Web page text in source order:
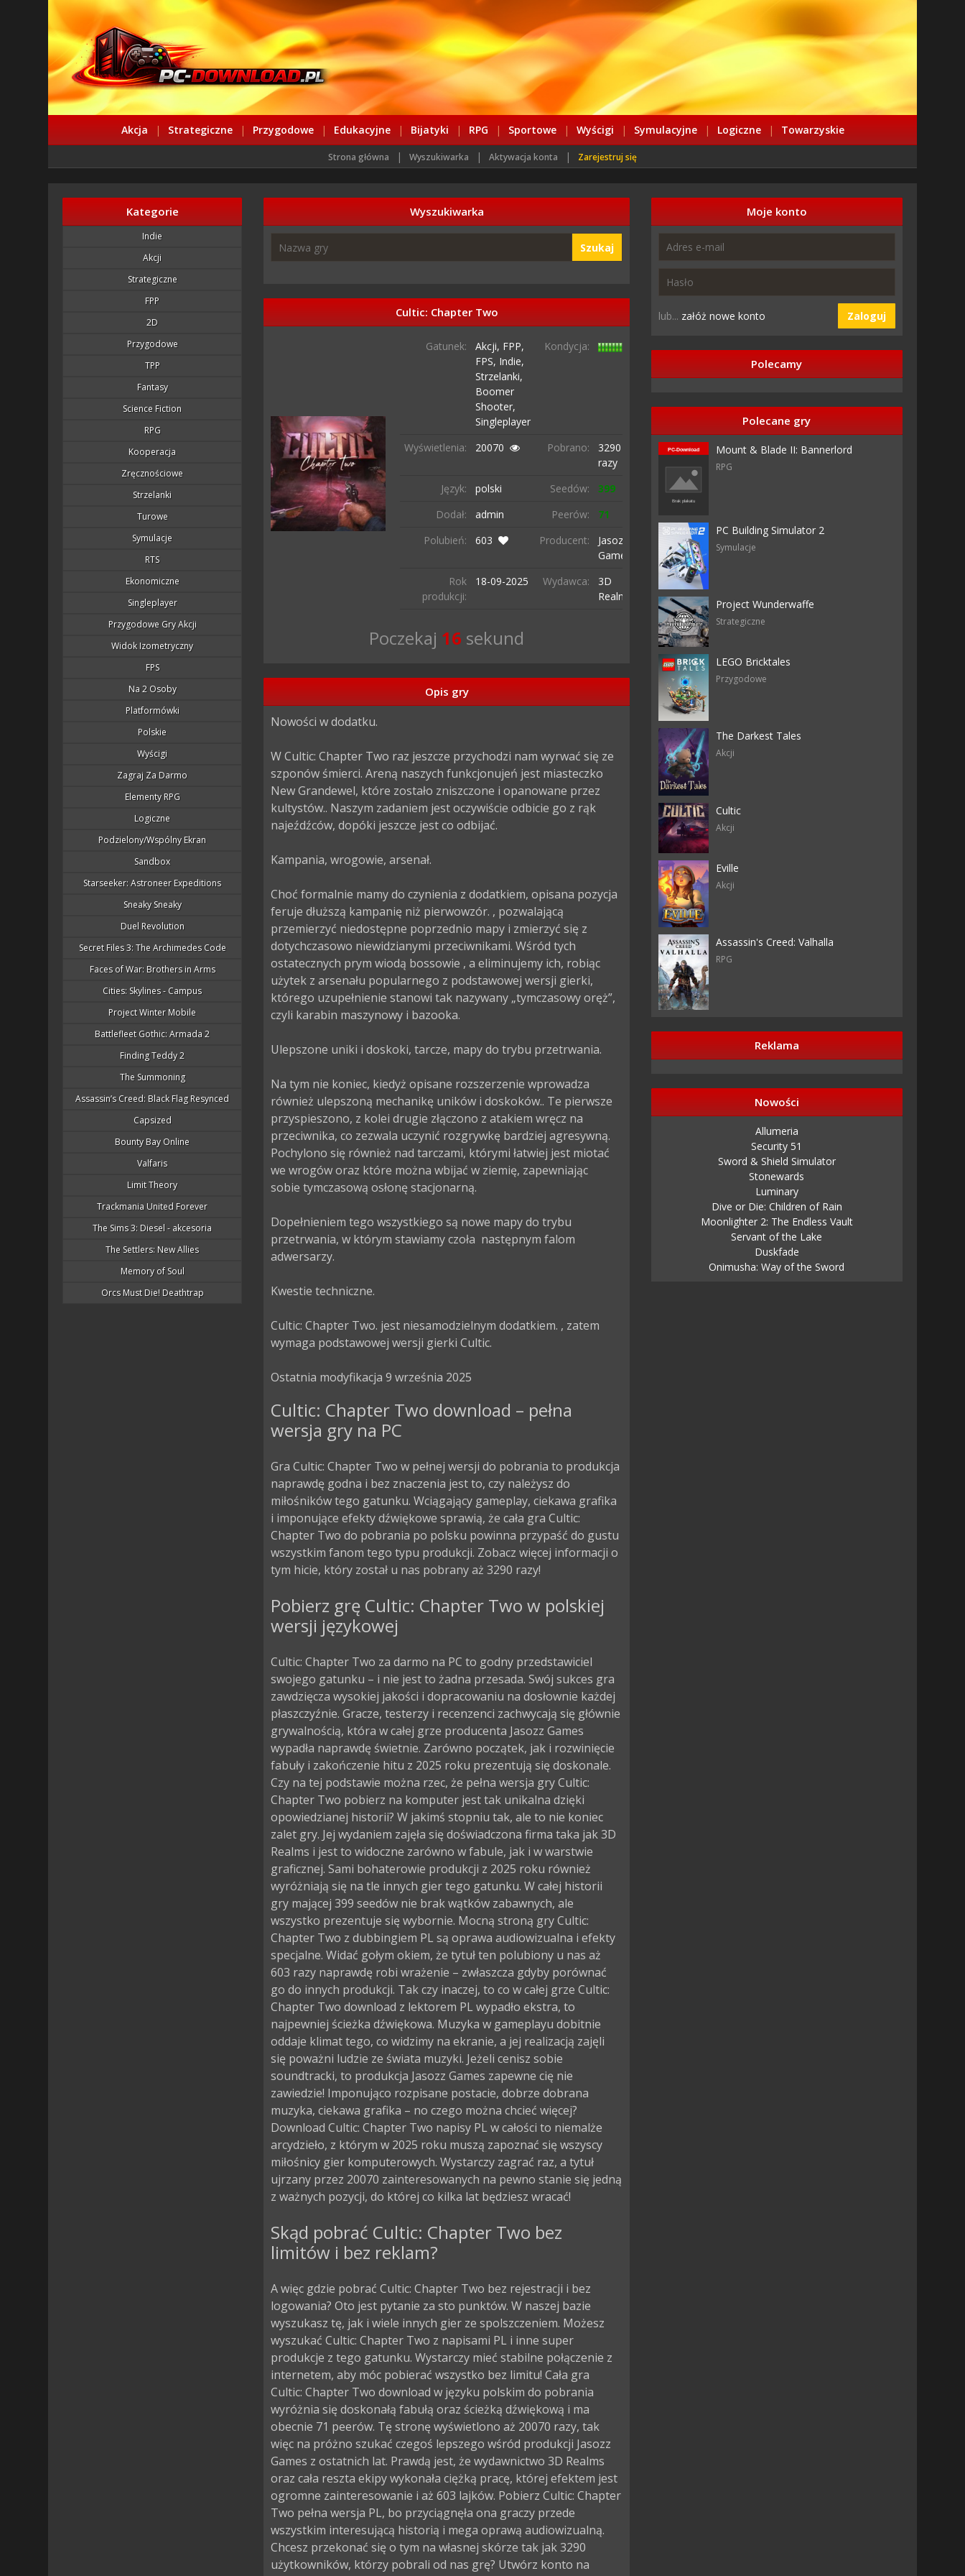
Akcja | Strategiczne | Przygodowe | Edukacyjne | Bijatyki | RPG | Sportowe | Wyścigi | Symulacyjne | Logiczne | Towarzyskie
Strona główna | Wyszukiwarka | Aktywacja konta | Zarejestruj się
Kategorie
Indie
Akcji
Strategiczne
FPP
2D
Przygodowe
TPP
Fantasy
Science Fiction
RPG
Kooperacja
Zręcznościowe
Strzelanki
Turowe
Symulacje
RTS
Ekonomiczne
Singleplayer
Przygodowe Gry Akcji
Widok Izometryczny
FPS
Na 2 Osoby
Platformówki
Polskie
Wyścigi
Zagraj Za Darmo
Elementy RPG
Logiczne
Podzielony/wspólny Ekran
Sandbox
Starseeker: Astroneer Expeditions
Sneaky Sneaky
Duel Revolution
Secret Files 3: The Archimedes Code
Faces of War: Brothers in Arms
Cities: Skylines - Campus
Project Winter Mobile
Battlefleet Gothic: Armada 2
Finding Teddy 2
The Summoning
Assassin’s Creed: Black Flag Resynced
Capsized
Bounty Bay Online
Valfaris
Limit Theory
Trackmania United Forever
The Sims 3: Diesel - akcesoria
The Settlers: New Allies
Memory of Soul
Orcs Must Die! Deathtrap
Wyszukiwarka
Szukaj
Cultic: Chapter Two
Gatunek: Akcji, FPP,
FPS, Indie,
Strzelanki,
Boomer
Shooter,
Singleplayer
Kondycja:
Wyświetlenia: 20070 Pobrano:
3290
razy
Język:
polski Seedów:
399
Dodał:
admin Peerów:
71
Polubień:
603 Producent:
Jasozz
Games
Rok
produkcji:
18-09-2025 Wydawca:
3D
Realms
Poczekaj 15 sekund
Opis gry
Nowości w dodatku.
W Cultic: Chapter Two raz jeszcze przychodzi nam wyrwać się ze
szponów śmierci. Areną naszych funkcjonujeń jest miasteczko
New Grandewel, które zostało zniszczone i opanowane przez
kultystów.. Naszym zadaniem jest oczywiście odbicie go z rąk
najeźdźców, dopóki jeszcze jest co odbijać.
Kampania, wrogowie, arsenał.
Choć formalnie mamy do czynienia z dodatkiem, opisana pozycja
feruje dłuższą kampanię niż pierwowzór. , pozwalającą
przemierzyć niedostępne poprzednio mapy i zmierzyć się z
dotychczasowo niewidzianymi przeciwnikami. Wśród tych
ostatecznych prym wiodą bossowie , a eliminujemy ich, robiąc
użytek z arsenału popularnego z podstawowej wersji gierki,
którego uzupełnienie stanowi tak nazywany „tymczasowy oręż”,
czyli karabin maszynowy i bazooka.
Ulepszone uniki i doskoki, tarcze, mapy do trybu przetrwania.
Na tym nie koniec, kiedyż opisane rozszerzenie wprowadza
również ulepszoną mechanikę uników i doskoków.. Te pierwsze
przyspieszono, z kolei drugie złączono z atakiem wręcz na
przeciwnika, co zezwala uczynić rozgrywkę bardziej agresywną.
Pochylono się również nad tarczami, którymi łatwiej jest miotać
we wrogów oraz które można wbijać w ziemię, zapewniając
sobie tymczasową osłonę stacjonarną.
Dopełnieniem tego wszystkiego są nowe mapy do trybu
przetrwania, w którym stawiamy czoła  następnym falom
adwersarzy.
Kwestie techniczne.
Cultic: Chapter Two. jest niesamodzielnym dodatkiem. , zatem
wymaga podstawowej wersji gierki Cultic.
Ostatnia modyfikacja 9 września 2025
Cultic: Chapter Two download – pełna
wersja gry na PC
Gra Cultic: Chapter Two w pełnej wersji do pobrania to produkcja
naprawdę godna i bez znaczenia jest to, czy należysz do
miłośników tego gatunku. Wciągający gameplay, ciekawa grafika
i imponujące efekty dźwiękowe sprawią, że cała gra Cultic:
Chapter Two do pobrania po polsku powinna przypaść do gustu
wszystkim fanom tego typu produkcji. Zobacz więcej informacji o
tym hicie, który został u nas pobrany aż 3290 razy!
Pobierz grę Cultic: Chapter Two w polskiej
wersji językowej
Cultic: Chapter Two za darmo na PC to godny przedstawiciel
swojego gatunku – i nie jest to żadna przesada. Swój sukces gra
zawdzięcza wysokiej jakości i dopracowaniu na dosłownie każdej
płaszczyźnie. Gracze, testerzy i recenzenci zachwycają się głównie
grywalnością, która w całej grze producenta Jasozz Games
wypadła naprawdę świetnie. Zarówno początek, jak i rozwinięcie
fabuły i zakończenie hitu z 2025 roku prezentują się doskonale.
Czy na tej podstawie można rzec, że pełna wersja gry Cultic:
Chapter Two pobierz na komputer jest tak unikalna dzięki
opowiedzianej historii? W jakimś stopniu tak, ale to nie koniec
zalet gry. Jej wydaniem zajęła się doświadczona firma taka jak 3D
Realms i jest to widoczne zarówno w fabule, jak i w warstwie
graficznej. Sami bohaterowie produkcji z 2025 roku również
wyróżniają się na tle innych gier tego gatunku. W całej historii
gry mającej 399 seedów nie brak wątków zabawnych, ale
wszystko prezentuje się wybornie. Mocną stroną gry Cultic:
Chapter Two z dubbingiem PL są oprawa audiowizualna i efekty
specjalne. Widać gołym okiem, że tytuł ten polubiony u nas aż
603 razy naprawdę robi wrażenie – zwłaszcza gdyby porównać
go do innych produkcji. Tak czy inaczej, to co w całej grze Cultic:
Chapter Two download z lektorem PL wypadło ekstra, to
najpewniej ścieżka dźwiękowa. Muzyka w gameplayu dobitnie
oddaje klimat tego, co widzimy na ekranie, a jej realizacją zajęli
się poważni ludzie ze świata muzyki. Jeżeli cenisz sobie
soundtracki, to produkcja Jasozz Games zapewne cię nie
zawiedzie! Imponująco rozpisane postacie, dobrze dobrana
muzyka, ciekawa grafika – no czego można chcieć więcej?
Download Cultic: Chapter Two napisy PL w całości to niemalże
arcydzieło, z którym w 2025 roku muszą zapoznać się wszyscy
miłośnicy gier komputerowych. Wystarczy zagrać raz, a tytuł
ujrzany przez 20070 zainteresowanych na pewno stanie się jedną
z ważnych pozycji, do której co kilka lat będziesz wracać!
Skąd pobrać Cultic: Chapter Two bez
limitów i bez reklam?
A więc gdzie pobrać Cultic: Chapter Two bez rejestracji i bez
logowania? Oto jest pytanie za sto punktów. W naszej bazie
wyszukasz tę, jak i wiele innych gier ze spolszczeniem. Możesz
wyszukać Cultic: Chapter Two z napisami PL i inne super
produkcje z tego gatunku. Wystarczy mieć stabilne połączenie z
internetem, aby móc pobierać wszystko bez limitu! Cała gra
Cultic: Chapter Two download w języku polskim do pobrania
wyróżnia się doskonałą fabułą oraz ścieżką dźwiękową i ma
obecnie 71 peerów. Tę stronę wyświetlono aż 20070 razy, tak
więc na próżno szukać czegoś lepszego wśród produkcji Jasozz
Games z ostatnich lat. Prawdą jest, że wydawnictwo 3D Realms
oraz cała reszta ekipy wykonała ciężką pracę, której efektem jest
ogromne zainteresowanie i aż 603 lajków. Pobierz Cultic: Chapter
Two pełna wersja PL, bo przyciągnęła ona graczy przede
wszystkim interesującą historią i mega oprawą audiowizualną.
Chcesz przekonać się o tym na własnej skórze tak jak 3290
użytkowników, którzy pobrali od nas grę? Utwórz konto na
Moje konto
lub... załóż nowe konto Zaloguj
Polecamy
Polecane gry
Mount & Blade II: Bannerlord
RPG
PC Building Simulator 2
Symulacje
Project Wunderwaffe
Strategiczne
LEGO Bricktales
Przygodowe
The Darkest Tales
Akcji
Cultic
Akcji
Eville
Akcji
Assassin's Creed: Valhalla
RPG
Reklama
Nowości
Allumeria
Security 51
Sword & Shield Simulator
Stonewards
Luminary
Dive or Die: Children of Rain
Moonlighter 2: The Endless Vault
Servant of the Lake
Duskfade
Onimusha: Way of the Sword